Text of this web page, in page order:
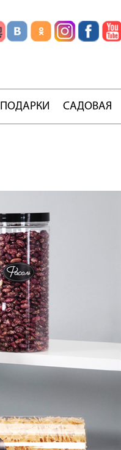
ПОДАРКИ САДОВАЯ